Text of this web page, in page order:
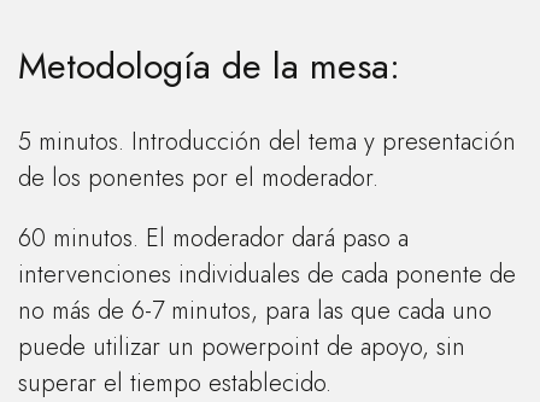
Metodología de la mesa:
5 minutos. Introducción del tema y presentación
de los ponentes por el moderador.
60 minutos. El moderador dará paso a
intervenciones individuales de cada ponente de
no más de 6-7 minutos, para las que cada uno
puede utilizar un powerpoint de apoyo, sin
superar el tiempo establecido.